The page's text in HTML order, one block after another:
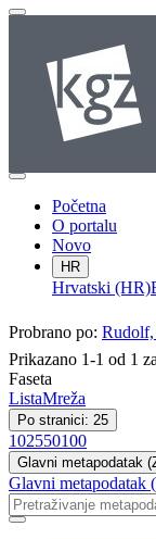
Početna
O portalu
Novo
HR
Hrvatski (HR)
Probrano po:
Prikazano 1-1 od 1
Faseta
ListaMreža
Po stranici: 25
102550100
Glavni metapodatak
Glavni metapodatak